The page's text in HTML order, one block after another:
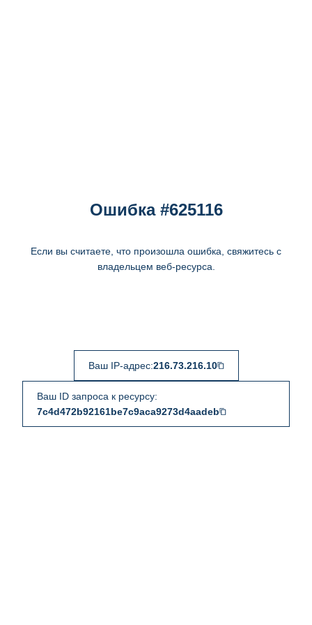
Ошибка #625116
Если вы считаете, что произошла ошибка, свяжитесь с
владельцем веб-ресурса.
Ваш IP-адрес:216.73.216.10
Ваш ID запроса к ресурсу:
7c4d472b92161be7c9aca9273d4aadeb